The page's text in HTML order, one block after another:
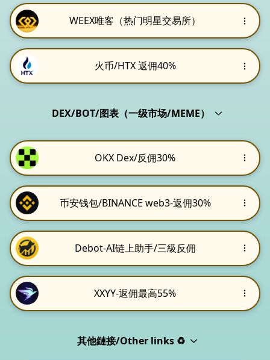
WEEX唯客（热门明星交易所）
火币/HTX 返佣40%
DEX/BOT/图表（一级市场/MEME）
OKX Dex/反佣30%
币安钱包/BINANCE web3-返佣30%
Debot-AI链上助手/三級反佣
XXYY-返佣最高55%
其他鏈接/Other links ♻️